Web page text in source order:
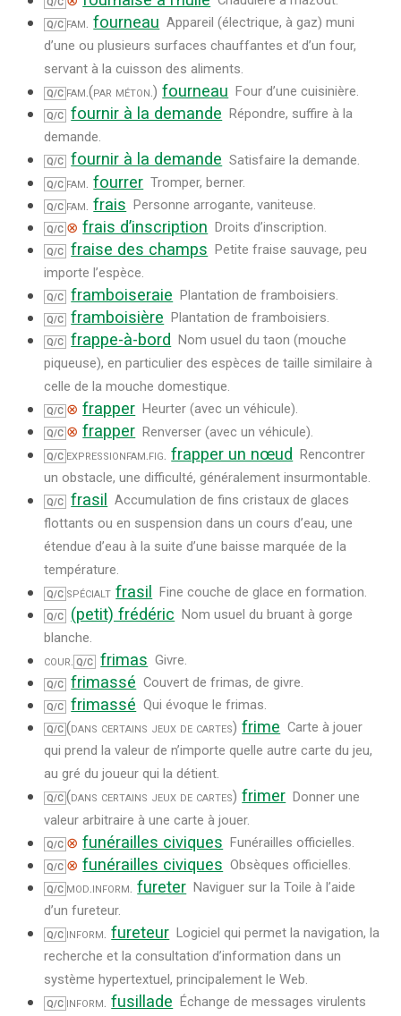
Q/C fam. fourneau Appareil (électrique, à gaz) muni
d’une ou plusieurs surfaces chauffantes et d’un four,
servant à la cuisson des aliments.
Q/C fam.(par méton.) fourneau Four d’une cuisinière.
Q/C fournir à la demande
Répondre, suffire à la
demande.
Q/C fournir à la demande Satisfaire la demande.
Q/C fam. fourrer Tromper, berner.
Q/C fam. frais Personne arrogante, vaniteuse.
Q/C ⊗ frais d’inscription Droits d’inscription.
Q/C fraise des champs Petite fraise sauvage, peu
importe l’espèce.
Q/C framboiseraie Plantation de framboisiers.
Q/C framboisière Plantation de framboisiers.
Q/C frappe-à-bord
Nom usuel du taon (mouche
piqueuse), en particulier des espèces de taille similaire à
celle de la mouche domestique.
Q/C ⊗ frapper Heurter (avec un véhicule).
Q/C ⊗ frapper Renverser (avec un véhicule).
Q/C expressionfam. fig. frapper un nœud Rencontrer
un obstacle, une difficulté, généralement insurmontable.
Q/C frasil Accumulation de fins cristaux de glaces
flottants ou en suspension dans un cours d’eau, une
étendue d’eau à la suite d’une baisse marquée de la
température.
Q/C spécialt frasil Fine couche de glace en formation.
Q/C (petit) frédéric Nom usuel du bruant à gorge
blanche.
cour. Q/C frimas Givre.
Q/C frimassé Couvert de frimas, de givre.
Q/C frimassé Qui évoque le frimas.
Q/C (dans certains jeux de cartes) frime Carte à jouer
qui prend la valeur de n’importe quelle autre carte du jeu,
au gré du joueur qui la détient.
Q/C (dans certains jeux de cartes) frimer Donner une
valeur arbitraire à une carte à jouer.
Q/C ⊗ funérailles civiques Funérailles officielles.
Q/C ⊗ funérailles civiques Obsèques officielles.
Q/C mod. inform. fureter Naviguer sur la Toile à l’aide
d’un fureteur.
Q/C inform. fureteur Logiciel qui permet la navigation, la
recherche et la consultation d’information dans un
système hypertextuel, principalement le Web.
Q/C inform. fusillade Échange de messages virulents